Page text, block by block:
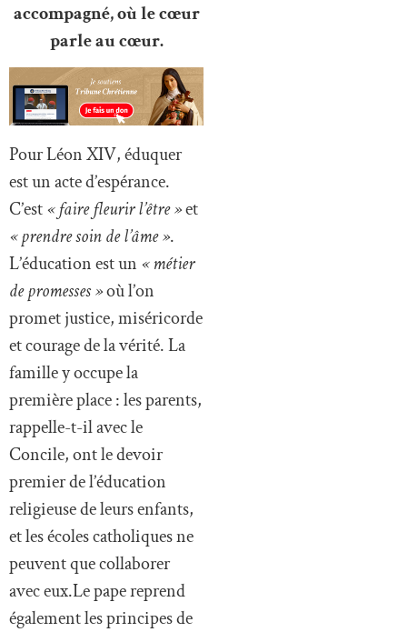
accompagné, où le cœur
parle au cœur.
Pour Léon XIV, éduquer
est un acte d’espérance.
C’est« faire fleurir l’être »et
« prendre soin de l’âme ».
L’éducation est un « métier
de promesses »où l’on
promet justice, miséricorde
et courage de la vérité. La
famille y occupe la
première place : les parents,
rappelle-t-il avec le
Concile, ont le devoir
premier de l’éducation
religieuse de leurs enfants,
et les écoles catholiques ne
peuvent que collaborer
avec eux.Le pape reprend
également les principes de